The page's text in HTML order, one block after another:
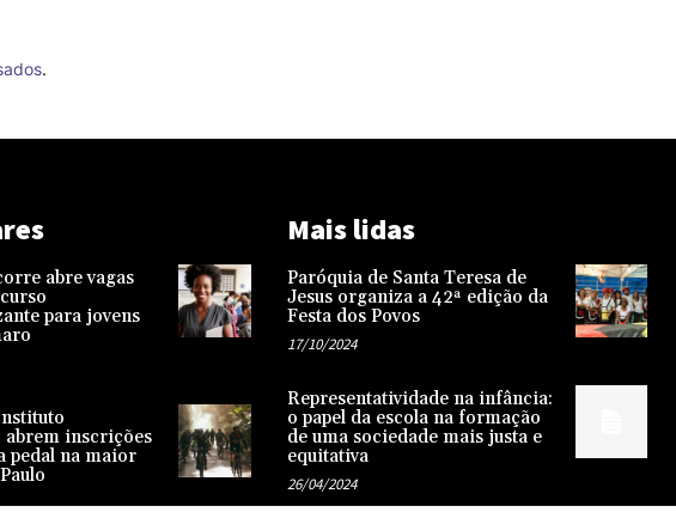
.
abre vagas
para jovens
inscrições
pedal na maior
Mais lidas
Paróquia de Santa Teresa de
Jesus organiza a 42ª edição da
Festa dos Povos
17/10/2024
Representatividade na infância:
o papel da escola na formação
de uma sociedade mais justa e
equitativa
26/04/2024